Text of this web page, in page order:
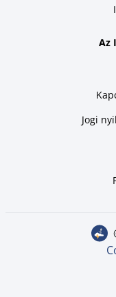
Az
Jogi